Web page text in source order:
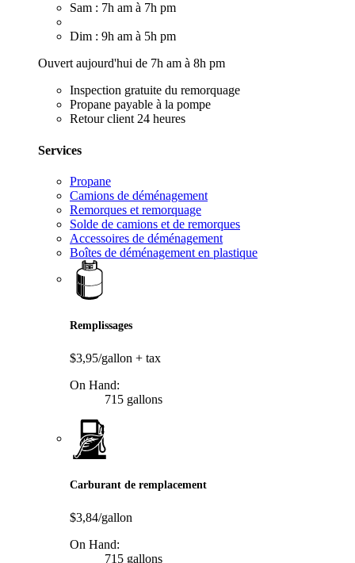
Sam : 7h am à 7h pm
Dim : 9h am à 5h pm
Ouvert aujourd'hui de 7h am à 8h pm
Inspection gratuite du remorquage
Propane payable à la pompe
Retour client 24 heures
Services
Propane
Camions de déménagement
Remorques et remorquage
Solde de camions et de remorques
Accessoires de déménagement
Boîtes de déménagement en plastique
Remplissages
$3,95/gallon + tax
On Hand:
715 gallons
Carburant de remplacement
$3,84/gallon
On Hand:
715 gallons